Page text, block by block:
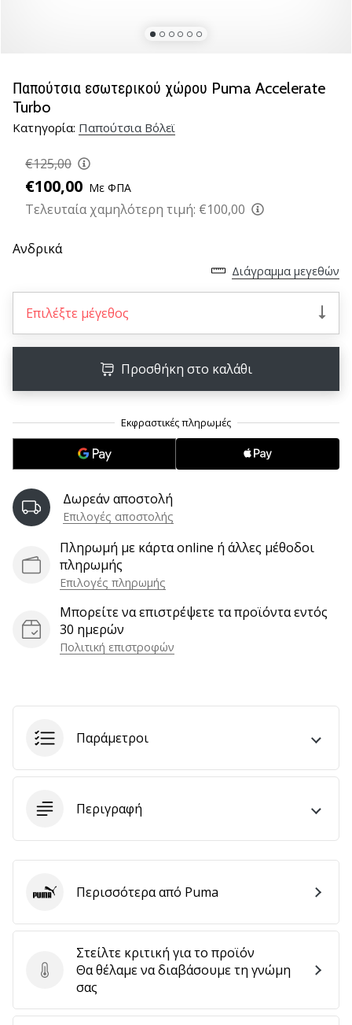
βόλεϊ
όπως
εμείς;
μαζί
μας
πρεσβευτής
μάρκας
11. 8. 2022
•
Weplayvolleyball
Πρόγραμμα
Έχετε
σας
ιστότοπο,
ιστολόγιο,
στο
Facebook
φόρουμ
συζητήσεων;
Αφήστε
έσοδα.
Εμφάνιση
όλων
των
Παπούτσια εσωτερικού χώρου Puma Accelerate
Turbo
Κατηγορία: Παπούτσια Βόλεϊ
€125,00
€100,00 Με ΦΠΑ
Τελευταία χαμηλότερη τιμή: €100,00
Ανδρικά
Διάγραμμα μεγεθών
Επιλέξτε μέγεθος
Προσθήκη στο καλάθι
Δωρεάν αποστολή
Επιλογές αποστολής
Πληρωμή με κάρτα online ή άλλες μέθοδοι
πληρωμής
Επιλογές πληρωμής
Μπορείτε να επιστρέψετε τα προϊόντα εντός
30 ημερών
Πολιτική επιστροφών
Παράμετροι
Περιγραφή
Στείλτε κριτική για το προϊόν
Στείλτε κριτική για το προϊόν
Θα θέλαμε να διαβάσουμε τη γνώμη
σας
PumaΠερισσότερα από Puma